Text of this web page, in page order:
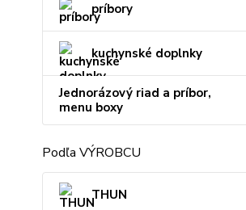
príbory
kuchynské doplnky
Jednorázový riad a príbor,
menu boxy
Podľa VÝROBCU
THUN